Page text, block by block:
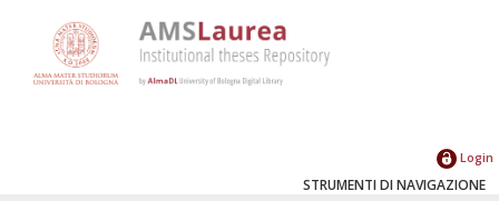
Login
STRUMENTI DI NAVIGAZIONE